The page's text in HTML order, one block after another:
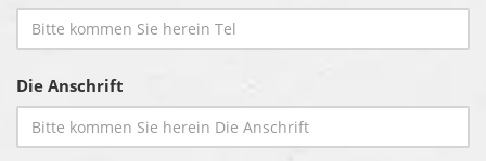
Die Anschrift